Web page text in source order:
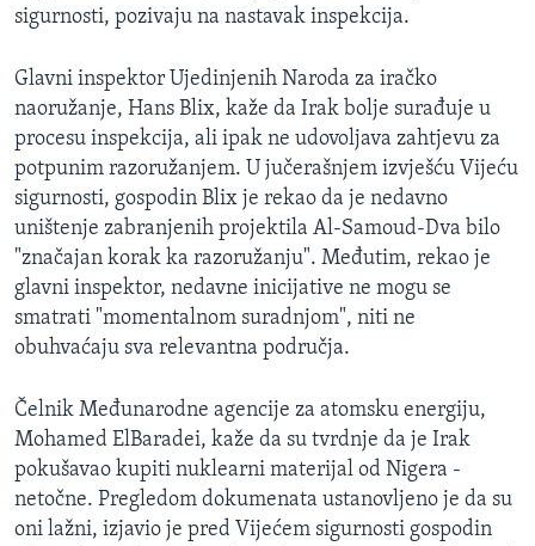
Jezici
sigurnosti, pozivaju na nastavak inspekcija.
Glavni inspektor Ujedinjenih Naroda za iračko
naoružanje, Hans Blix, kaže da Irak bolje surađuje u
procesu inspekcija, ali ipak ne udovoljava zahtjevu za
potpunim razoružanjem. U jučerašnjem izvješću Vijeću
sigurnosti, gospodin Blix je rekao da je nedavno
uništenje zabranjenih projektila Al-Samoud-Dva bilo
"značajan korak ka razoružanju". Međutim, rekao je
glavni inspektor, nedavne inicijative ne mogu se
smatrati "momentalnom suradnjom", niti ne
obuhvaćaju sva relevantna područja.
Čelnik Međunarodne agencije za atomsku energiju,
Mohamed ElBaradei, kaže da su tvrdnje da je Irak
pokušavao kupiti nuklearni materijal od Nigera -
netočne. Pregledom dokumenata ustanovljeno je da su
oni lažni, izjavio je pred Vijećem sigurnosti gospodin